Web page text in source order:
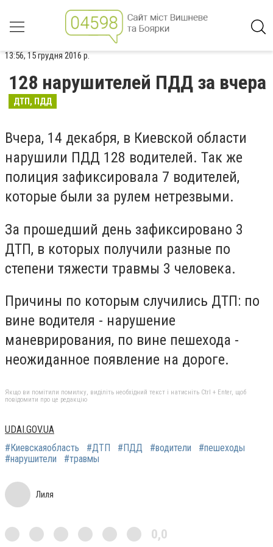
13:56, 15 грудня 2016 р.
128 нарушителей ПДД за вчера
ДТП, ПДД
Вчера, 14 декабря, в Киевской области
нарушили ПДД 128 водителей. Так же
полиция зафиксировала 7 водителей,
которые были за рулем нетрезвыми.
За прошедший день зафиксировано 3
ДТП, в которых получили разные по
степени тяжести травмы 3 человека.
Причины по которым случились ДТП: по
вине водителя - нарушение
маневрирования, по вине пешехода -
неожиданное появление на дороге.
Якщо ви помітили помилку, виділіть необхідний текст і натисніть Ctrl + Enter, щоб
повідомити про це редакцію
UDAI.GOV.UA
#Киевскаяобласть
#ДТП #ПДД #водители
#пешеходы
#нарушители
#травмы
Лиля
0,0